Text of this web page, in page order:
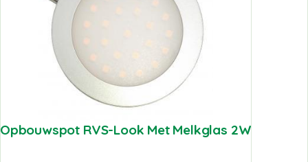
Opbouwspot RVS-Look Met Melkglas 2W